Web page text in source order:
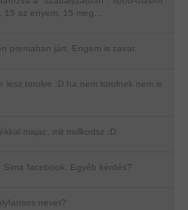
az enyem, 15 meg...
premaban járt. Engem is zavar.
lesz torolve :D ha nem torolnek nem is
majac, mit trollkodsz :D
Sima facebook. Egyéb kérdés?
nevet?